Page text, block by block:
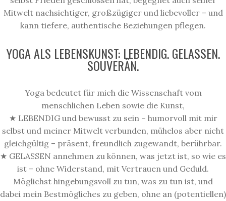
Mitwelt nachsichtiger, großzügiger und liebevoller – und
kann tiefere, authentische Beziehungen pflegen.
YOGA ALS LEBENSKUNST: LEBENDIG. GELASSEN.
SOUVERÄN.
Yoga bedeutet für mich die Wissenschaft vom
menschlichen Leben sowie die Kunst,
★ LEBENDIG und bewusst zu sein – humorvoll mit mir
selbst und meiner Mitwelt verbunden, mühelos aber nicht
gleichgültig – präsent, freundlich zugewandt, berührbar.
★ GELASSEN annehmen zu können, was jetzt ist, so wie es
ist – ohne Widerstand, mit Vertrauen und Geduld.
Möglichst hingebungsvoll zu tun, was zu tun ist, und
dabei mein Bestmögliches zu geben, ohne an (potentiellen)